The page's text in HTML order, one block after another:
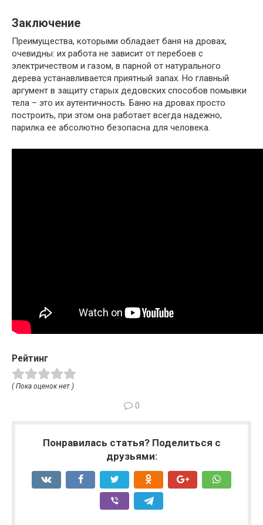
Заключение
Преимущества, которыми обладает баня на дровах,
очевидны: их работа не зависит от перебоев с
электричеством и газом, в парной от натурального
дерева устанавливается приятный запах. Но главный
аргумент в защиту старых дедовских способов помывки
тела – это их аутентичность. Баню на дровах просто
построить, при этом она работает всегда надежно,
парилка ее абсолютно безопасна для человека.
Рейтинг
( Пока оценок нет )
0
Понравилась статья? Поделиться с
друзьями: